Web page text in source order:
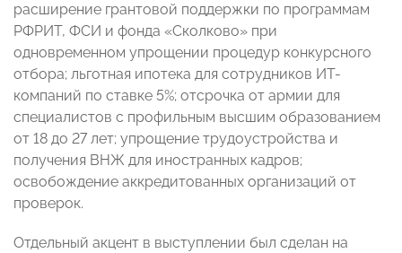
расширение грантовой поддержки по программам
РФРИТ, ФСИ и фонда «Сколково» при
одновременном упрощении процедур конкурсного
отбора; льготная ипотека для сотрудников ИТ-
компаний по ставке 5%; отсрочка от армии для
специалистов с профильным высшим образованием
от 18 до 27 лет; упрощение трудоустройства и
получения ВНЖ для иностранных кадров;
освобождение аккредитованных организаций от
проверок.
Отдельный акцент в выступлении был сделан на